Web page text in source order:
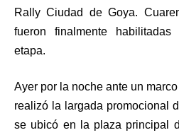
Rally Ciudad de Goya.
fueron finalmente
etapa.
Ayer por la noche ante un
realizó la largada promocional
se ubicó en la plaza principal